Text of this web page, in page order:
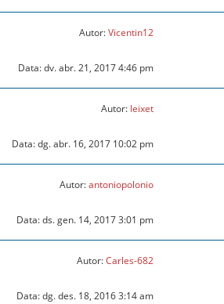
Autor:Vicentin12
Data: dv. abr. 21, 2017 4:46 pm
Autor: leixet
Data: dg. abr. 16, 2017 10:02 pm
Autor:antoniopolonio
Data: ds. gen. 14, 2017 3:01 pm
Autor:Carles-682
Data: dg. des. 18, 2016 3:14 am